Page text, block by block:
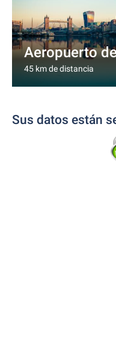
Aeropuerto
45 km de distancia
Sus datos están